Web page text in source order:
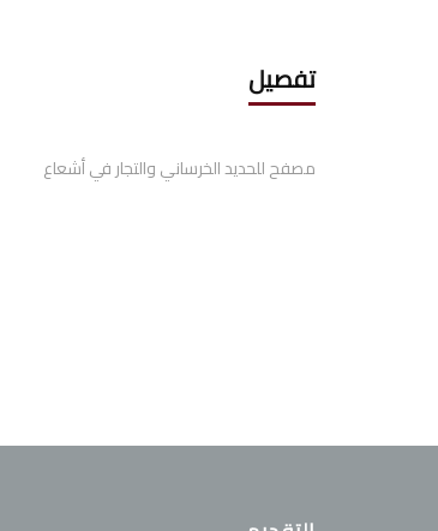
تفصيل
مصفح للحديد الخرساني والتجار في أشعاع